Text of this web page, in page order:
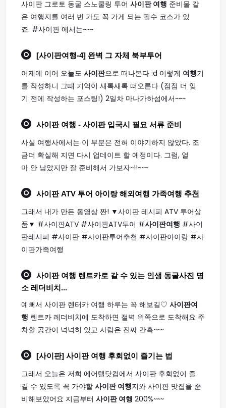
사이판 그로토 동굴 스노쿨링 투어 사이판 여행 준비물 같
은 여행지를 여러 번 가도 꼭 가게 되는 필수 코스가 있
죠. #사이판 에서는~~~
[사이판여행-4] 완벽 그 자체 북부투어
어제에 이어 오늘도 사이판으로 떠나본다 :d 이렇게 여행기
를 작성하니 그때 기억이 새록새록 떠오른다 (점점 더 잊
기 전에 작성하는 포스팅!) 2일차 마나가하섬에서~~~
사이판 여행 - 사이판 입국시 필요 서류 준비
사실 여행사에서는 이 부분은 전혀 이야기하지 않았다. 조
금더 확실해 지면 다시 업데이트 할 예정이다. 그럼, 얼
마 안 남았지만 잘 준비해서 가보자~!!~~~
사이판ATV 투어 아이랑 해외 여행 가족여행 추천
그래서 내가 만든 동영상 짠! ▼사이판 레시피 ATV 투어상
품▼ #사이판ATV #사이판ATV투어 #사이판여행 #사이
판레시피 #사이판 #사이판투어추천 #사이판아이랑 #사
이판가족여행
사이판 여행 렌트카로 갈 수 있는 인생 동굴사진 명
소 레더비치...
예뻐서 사이판 렌터카 여행 하루는 꼭 해보길♡ 사이판여
행 렌트카 레더비치에 도착하면 절벽 위쪽으로 도착해요 주
차할 공간이 넉넉히 있고 사람은 진짜 간혹~~~
[사이판] 사이판 여행 후회없이 즐기는 법
그래서 오늘은 저희 에어텔닷컴에서 사이판 후회없이 즐
길 수 있도록 꼭 가야할 사이판 여행지와 사이판 맛집을 준
비해보았어요 지금부터 사이판 여행 200%~~~